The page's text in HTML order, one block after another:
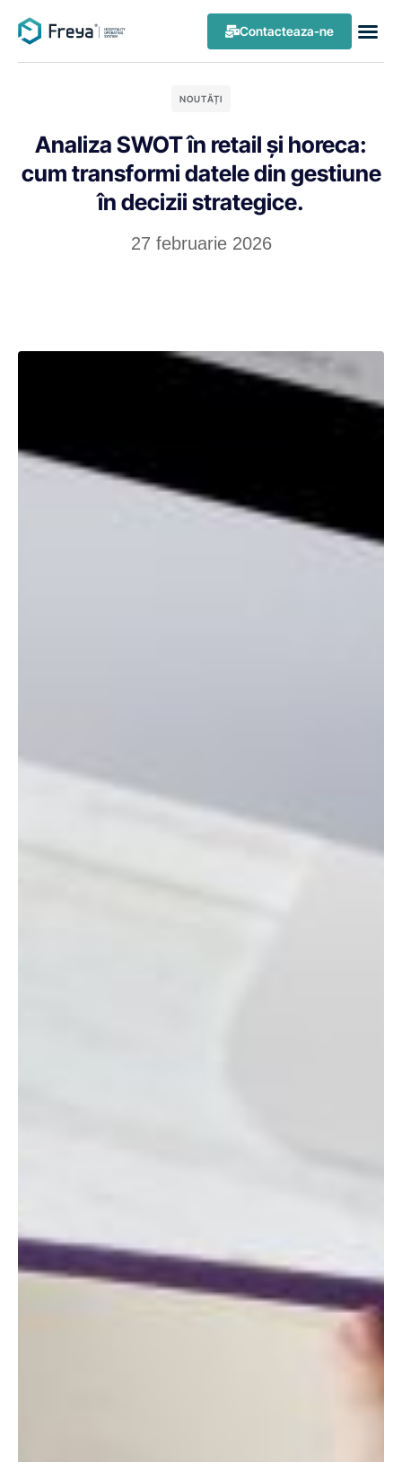
Contacteaza-ne
NOUTĂȚI
Analiza SWOT în retail și horeca:
cum transformi datele din gestiune
în decizii strategice.
27 februarie 2026